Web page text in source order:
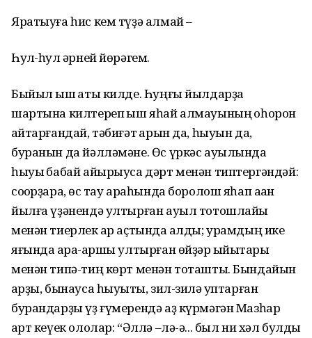
Яратыуға һис кем түҙә алмай –
Һулҡ-һулҡ әрней йөрәгем.
Быйыл ҡыш ҡаты килде. Һуңғы йылдарҙа
шартына килтереп ҡыш яһай алмауының ҡоһорон
ҡайтарғандай, тәбиғәт ҡарын да, һыуын да,
буранын да йәлләмәне. Өс үркәс ауылында
һыуыҡ бабай айырыуса дәрт менән типтергәндәй:
соҡорҙараҡ, өс тау араһында боролош яһап аҡҡан
йылға үҙәнендә ултырған ауыл тотошлайы
менән тиерлек ҡар аҫтында ҡалды; урамдың ике
яғында ҡара-ҡаршы ултырған өйҙәр ҡыйыҡтары
менән типә-тиң көрт менән тоташты. Бындайын
ҡарҙы, бынауса һыуыҡты, зил-зилә ҡуптарған
бурандарҙы үҙ ғүмерендә аҙ күрмәгән Мазһар
ҡарт кеүек ололар: “Әллә –лә-ә... был ни хәл булды